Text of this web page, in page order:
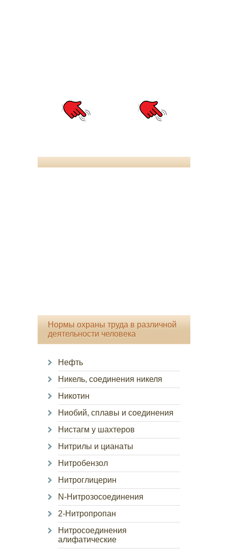
Нормы охраны труда в различной
деятельности человека
Нефть
Никель, соединения никеля
Никотин
Ниобий, сплавы и соединения
Нистагм у шахтеров
Нитрилы и цианаты
Нитробензол
Нитроглицерин
N-Нитрозосоединения
2-Нитропропан
Нитросоединения
алифатические